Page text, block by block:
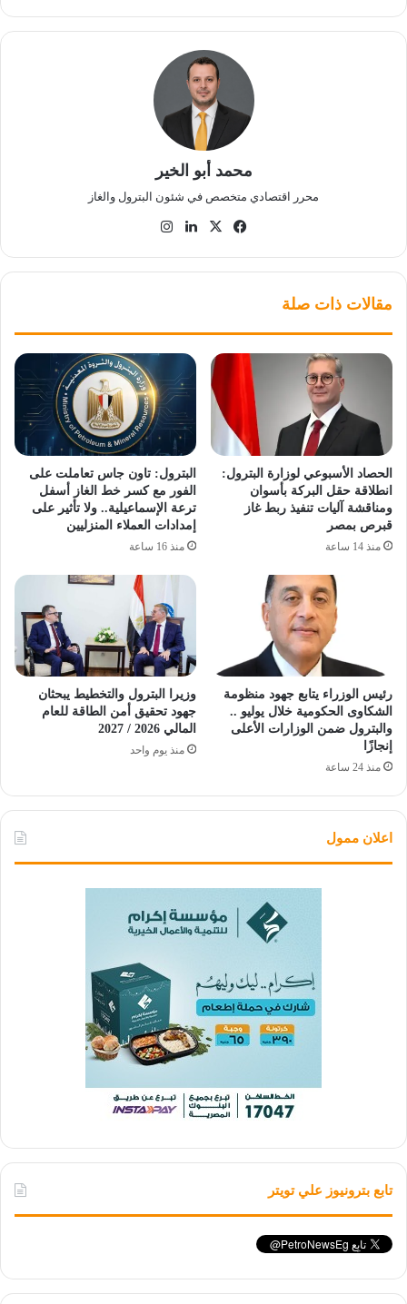
محمد أبو الخير
محرر اقتصادي متخصص في شئون البترول والغاز
فيسبوك
‫X لينكدإن
مقالات ذات صلة
الحصاد الأسبوعي لوزارة البترول:
انطلاقة حقل البركة بأسوان
ومناقشة آليات تنفيذ ربط غاز
قبرص بمصر
منذ 14 ساعة
البترول: تاون جاس تعاملت على
الفور مع كسر خط الغاز أسفل
ترعة الإسماعيلية.. ولا تأثير على
إمدادات العملاء المنزليين
منذ 16 ساعة
رئيس الوزراء يتابع جهود منظومة
الشكاوى الحكومية خلال يوليو ..
والبترول ضمن الوزارات الأعلى
إنجازًا
منذ 24 ساعة
وزيرا البترول والتخطيط يبحثان
جهود تحقيق أمن الطاقة للعام
المالي 2026 / 2027
منذ يوم واحد
اعلان ممول
تابع بترونيوز علي تويتر